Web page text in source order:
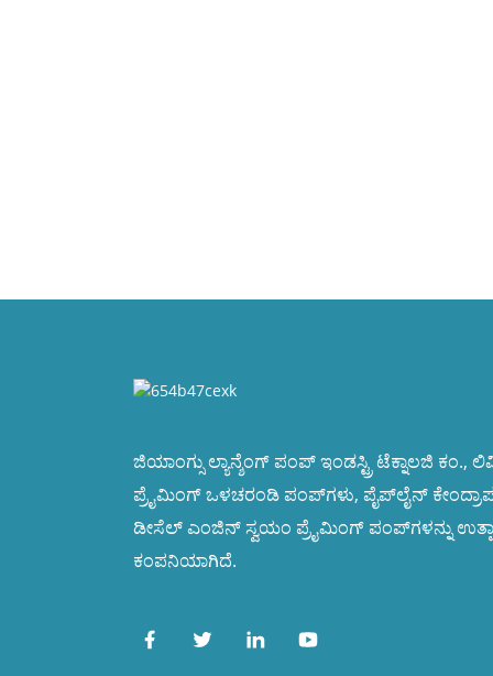
ಜಿಯಾಂಗ್ಸು ಲ್ಯಾನ್ಶೆಂಗ್ ಪಂಪ್ ಇಂಡಸ್ಟ್ರಿ ಟೆಕ್ನಾಲಜಿ
ಪ್ರೈಮಿಂಗ್ ಒಳಚರಂಡಿ ಪಂಪ್‌ಗಳು, ಪೈಪ್‌ಲೈನ್
ಡೀಸೆಲ್ ಎಂಜಿನ್ ಸ್ವಯಂ ಪ್ರೈಮಿಂಗ್ ಪಂಪ್‌ಗಳನ್ನು
ಕಂಪನಿಯಾಗಿದೆ.